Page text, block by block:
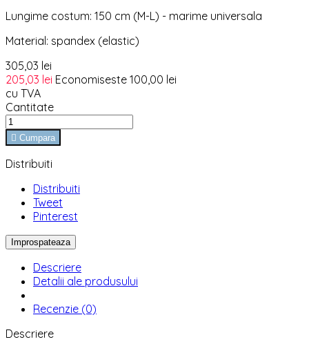
Lungime costum: 150 cm (M-L) - marime universala
Material: spandex (elastic)
305,03 lei
205,03 lei Economiseste 100,00 lei
cu TVA
Cantitate
 Cumpara
Distribuiti
Distribuiti
Tweet
Pinterest
Descriere
Detalii ale produsului
Recenzie (0)
Descriere